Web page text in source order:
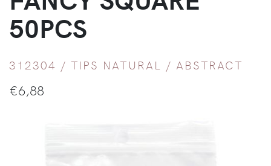
50PCS
312304 / TIPS NATURAL / ABSTRACT
€6,88